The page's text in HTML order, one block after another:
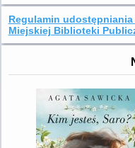
Regulamin
Miejskiej Biblioteki